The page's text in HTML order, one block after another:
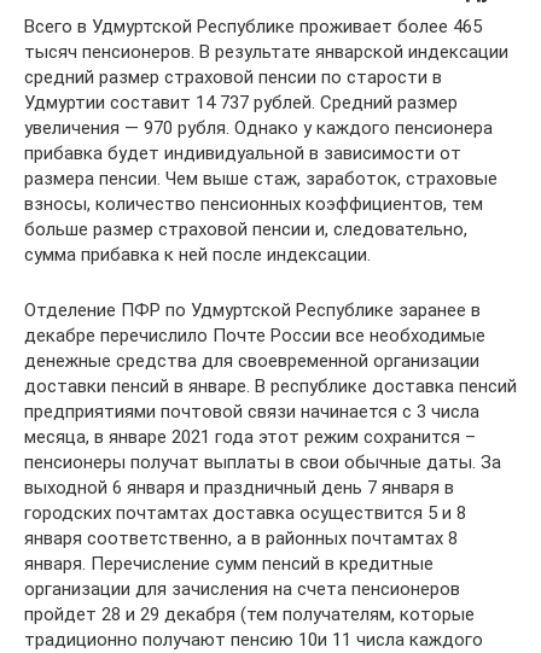
Всего в Удмуртской Республике проживает более 465
тысяч пенсионеров. В результате январской индексации
средний размер страховой пенсии по старости в
Удмуртии составит 14 737 рублей. Средний размер
увеличения — 970 рубля. Однако у каждого пенсионера
прибавка будет индивидуальной в зависимости от
размера пенсии. Чем выше стаж, заработок, страховые
взносы, количество пенсионных коэффициентов, тем
больше размер страховой пенсии и, следовательно,
сумма прибавка к ней после индексации.
Отделение ПФР по Удмуртской Республике заранее в
декабре перечислило Почте России все необходимые
денежные средства для своевременной организации
доставки пенсий в январе. В республике доставка пенсий
предприятиями почтовой связи начинается с 3 числа
месяца, в январе 2021 года этот режим сохранится –
пенсионеры получат выплаты в свои обычные даты. За
выходной 6 января и праздничный день 7 января в
городских почтамтах доставка осуществится 5 и 8
января соответственно, а в районных почтамтах 8
января. Перечисление сумм пенсий в кредитные
организации для зачисления на счета пенсионеров
пройдет 28 и 29 декабря (тем получателям, которые
традиционно получают пенсию 10и 11 числа каждого